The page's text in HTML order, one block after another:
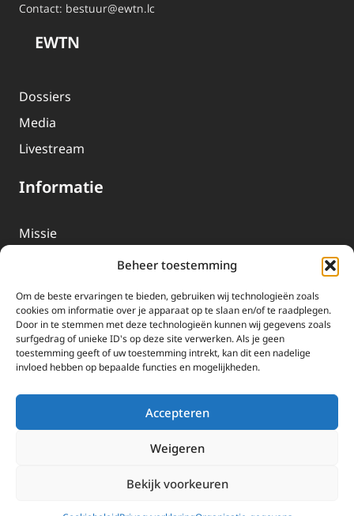
Beheer toestemming
Om de beste ervaringen te bieden, gebruiken wij technologieën zoals
cookies om informatie over je apparaat op te slaan en/of te raadplegen.
Door in te stemmen met deze technologieën kunnen wij gegevens zoals
surfgedrag of unieke ID's op deze site verwerken. Als je geen
toestemming geeft of uw toestemming intrekt, kan dit een nadelige
invloed hebben op bepaalde functies en mogelijkheden.
Accepteren
Weigeren
Bekijk voorkeuren
Contact: bestuur@ewtn.lc
EWTN
Dossiers
Media
Livestream
Informatie
Missie
EWTN-Team
Organisatiegegevens
Doneren
EWTN wordt uitsluitend gefinancierd door uw donaties.
Wij ontvangen bewust geen advertentie-inkomsten of